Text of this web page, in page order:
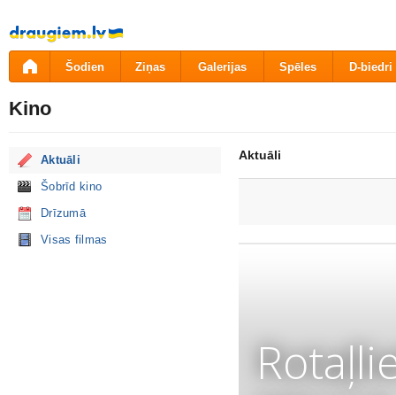
Pāriet
uz
saturu
Šodien Ziņas Galerijas Spēles D-biedri
Kino
Aktuāli
Šobrīd kino
Drīzumā
Visas filmas
Aktuāli